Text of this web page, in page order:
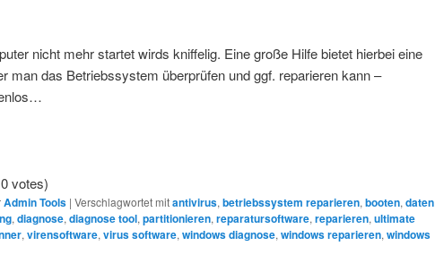
nicht mehr startet wirds kniffelig. Eine große Hilfe bietet hierbei eine
man das Betriebssystem überprüfen und ggf. reparieren kann –
votes)
Admin Tools | Verschlagwortet mitantivirus, betriebssystem reparieren, booten, daten
, diagnose, diagnose tool, partitionieren, reparatursoftware, reparieren, ultimate
, virensoftware, virus software, windows diagnose, windows reparieren, windows